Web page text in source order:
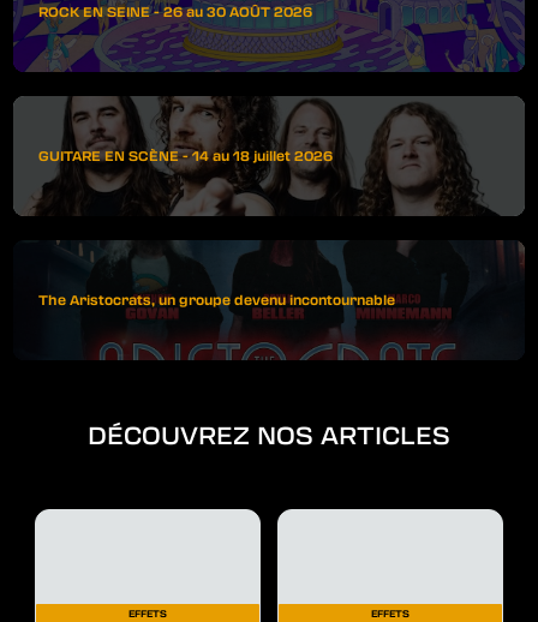
ROCK EN SEINE - 26 au 30 AOÛT 2026
GUITARE EN SCÈNE - 14 au 18 juillet 2026
The Aristocrats, un groupe devenu incontournable
DÉCOUVREZ NOS ARTICLES
EFFETS EFFETS